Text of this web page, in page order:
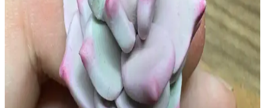
teknikler kullanılır. Doğru malzeme seçimi figürlerin dayanıklılığını
Polimer Kil ve Armature Tel ile Gerçekçi Caterpie ve
Bulbasaur Heykelleri Üretimi
Polimer kil ve armature tel kullanılarak yapılan Caterpie ve
Bulbasaur heykelleri, detaylı doku çalışmaları ve esneklik sayesinde
gerçekçi ve dayanıklı sanat eserleri olarak öne çıkıyor.